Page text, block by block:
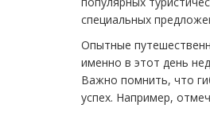
специальных
Опытные
именно в этот день
Важно помнить, что
успех. Например,